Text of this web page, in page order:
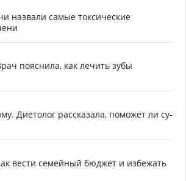
назвали самые токсические
пояснила, как лечить зубы
Диетолог рассказала, поможет ли су-
вести семейный бюджет и избежать